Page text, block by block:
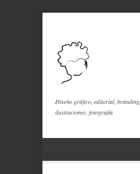
Diseño gráfico, editorial, branding,
ilustraciones, fotografía